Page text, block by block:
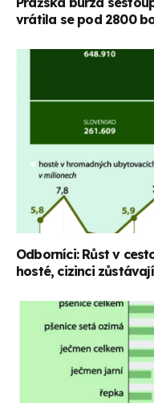
vrátila se pod 2800
Odborníci: Růst v
hosté, cizinci